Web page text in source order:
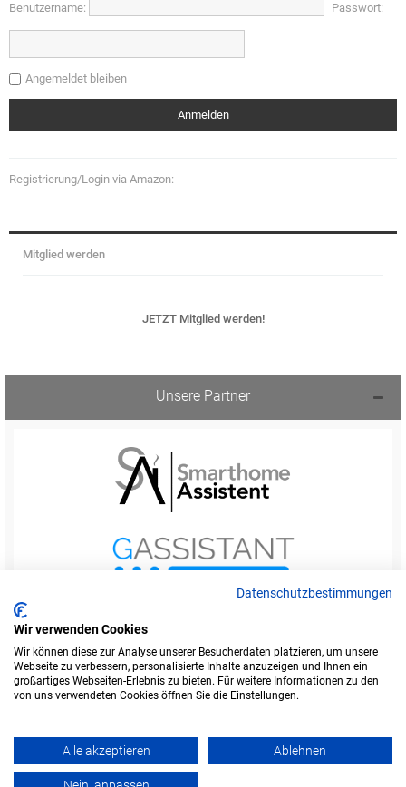
Benutzername: Passwort:
Angemeldet bleiben
Registrierung/Login via Amazon:
Mitglied werden
JETZT Mitglied werden!
Unsere Partner
Startseite Foren-Übersicht
Legende Kontakt
Werbung buchen
Amazon ist eine Marke von Amazon.com, Inc.
Weitere Marken und Markennamen sind Eigentum ihrer jeweiligen Inhaber.
Datenschutzbestimmungen
Wir verwenden Cookies
Wir können diese zur Analyse unserer Besucherdaten platzieren, um unsere
Webseite zu verbessern, personalisierte Inhalte anzuzeigen und Ihnen ein
großartiges Webseiten-Erlebnis zu bieten. Für weitere Informationen zu den
von uns verwendeten Cookies öffnen Sie die Einstellungen.
Alle akzeptieren Ablehnen